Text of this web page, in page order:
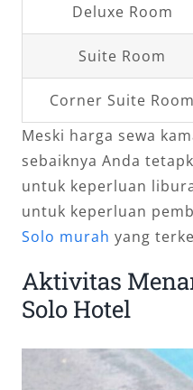
Deluxe Room
Suite Room
Corner Suite Room
Meski harga sewa
sebaiknya Anda
untuk keperluan
untuk keperluan
Solo murah yang
Aktivitas
Solo Hotel